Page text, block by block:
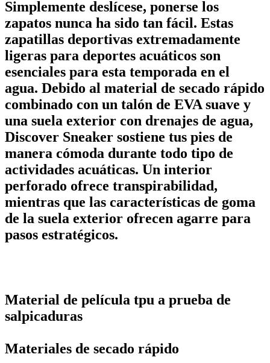
Simplemente deslícese, ponerse los
zapatos nunca ha sido tan fácil. Estas
zapatillas deportivas extremadamente
ligeras para deportes acuáticos son
esenciales para esta temporada en el
agua. Debido al material de secado rápido
combinado con un talón de EVA suave y
una suela exterior con drenajes de agua,
Discover Sneaker sostiene tus pies de
manera cómoda durante todo tipo de
actividades acuáticas. Un interior
perforado ofrece transpirabilidad,
mientras que las características de goma
de la suela exterior ofrecen agarre para
pasos estratégicos.
Material de película tpu a prueba de
salpicaduras
Materiales de secado rápido